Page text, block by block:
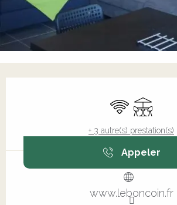
WiFi Terrasse
+ 3 autre(s) prestation(s)
Appeler
www.leboncoin.fr